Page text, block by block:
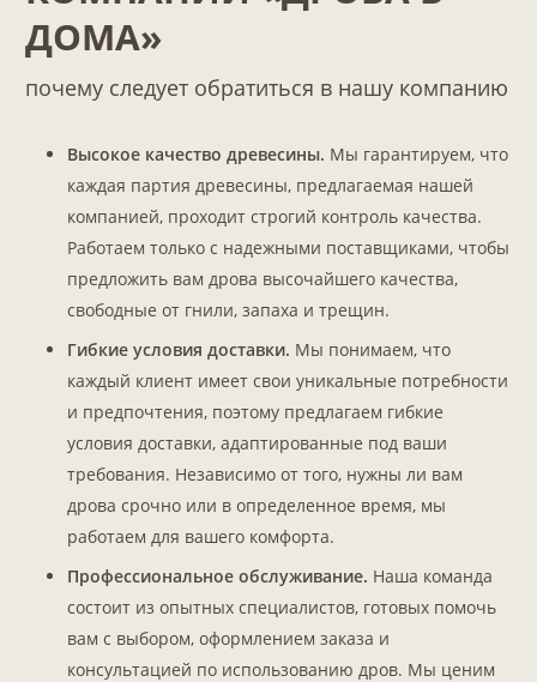
Главная
Каталог дров
Колотые дрова
ДОМА»
почему следует обратиться в нашу компанию
Высокое качество древесины. Мы гарантируем, что
каждая партия древесины, предлагаемая нашей
компанией, проходит строгий контроль качества.
Работаем только с надежными поставщиками, чтобы
предложить вам дрова высочайшего качества,
свободные от гнили, запаха и трещин.
Гибкие условия доставки. Мы понимаем, что
каждый клиент имеет свои уникальные потребности
и предпочтения, поэтому предлагаем гибкие
условия доставки, адаптированные под ваши
требования. Независимо от того, нужны ли вам
дрова срочно или в определенное время, мы
работаем для вашего комфорта.
Профессиональное обслуживание. Наша команда
состоит из опытных специалистов, готовых помочь
вам с выбором, оформлением заказа и
консультацией по использованию дров. Мы ценим